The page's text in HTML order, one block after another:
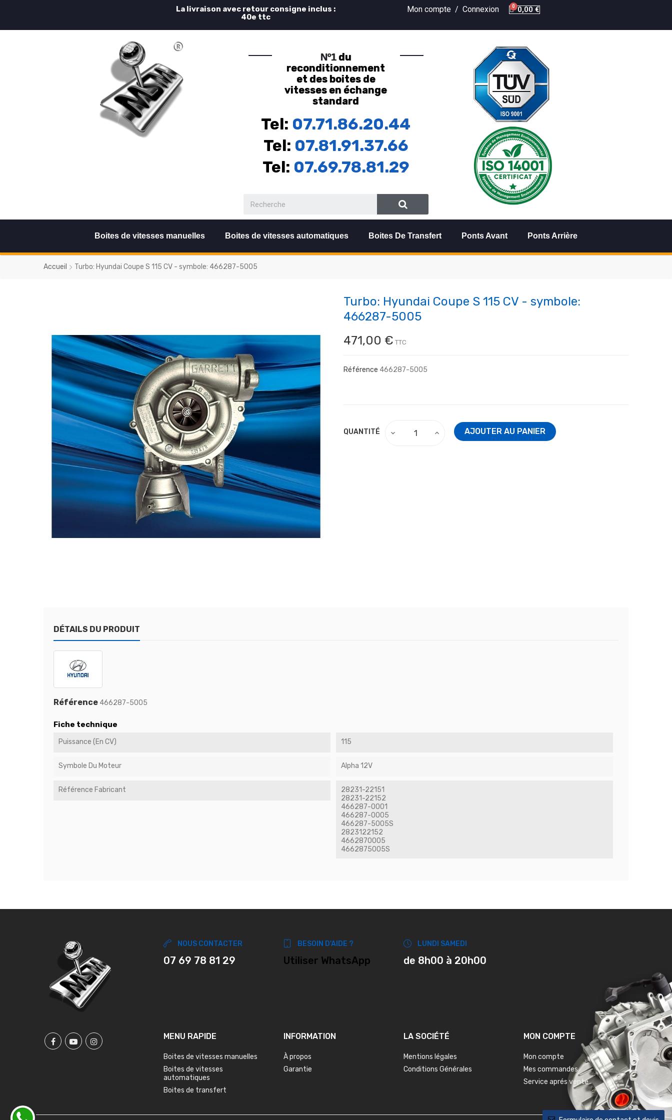
La livraison avec retour consigne inclus :
40e ttc
Mon compte / Connexion 0,00 €
Nº1du
reconditionnement
et des boites de
vitesses en échange
standard
Tel: 07.71.86.20.44
Tel: 07.81.91.37.66
Tel: 07.69.78.81.29
Boites de vitesses manuelles Boites de vitesses automatiques Boites De Transfert Ponts Avant Ponts Arrière
Accueil Turbo: Hyundai Coupe S 115 CV - symbole: 466287-5005
Turbo: Hyundai Coupe S 115 CV - symbole:
466287-5005
471,00 € TTC
Référence 466287-5005
QUANTITÉ AJOUTER AU PANIER
DÉTAILS DU PRODUIT
Référence 466287-5005
Fiche technique
Puissance (en CV) 115
Symbole Du Moteur Alpha 12V
Référence Fabricant
28231-22151
28231-22152
466287-0001
466287-0005
466287-5005S
2823122152
4662870005
4662875005S
NOUS CONTACTER
07 69 78 81 29
BESOIN D'AIDE ?
Utiliser WhatsApp
LUNDI SAMEDI
de 8h00 à 20h00
MENU RAPIDE
Boites de vitesses manuelles
Boites de vitesses
automatiques
Boites de transfert
INFORMATION
À propos
Garantie
LA SOCIÉTÉ
Mentions légales
Conditions Générales
MON COMPTE
Mon compte
Mes commandes
Service aprés vente